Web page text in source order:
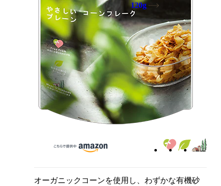
120g
オーガニックコーンを使用し、わずかな有機砂